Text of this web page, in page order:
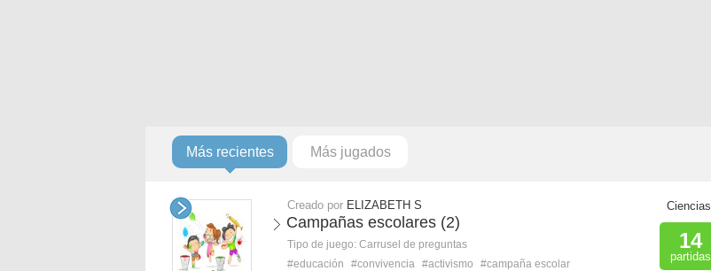
Más recientes Más jugados
Creado por ELIZABETH S
Campañas escolares (2)
Tipo de juego: Carrusel de preguntas
#educación
#convivencia #activismo #campaña escolar
Ciencias
14
partidas